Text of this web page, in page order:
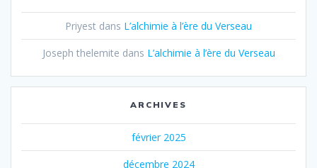
Priyest dans L’alchimie à l’ère du Verseau
Joseph thelemite dans L’alchimie à l’ère du Verseau
ARCHIVES
février 2025
décembre 2024